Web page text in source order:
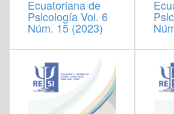
Ecuatoriana de
Psicología Vol. 6
Núm. 15 (2023)